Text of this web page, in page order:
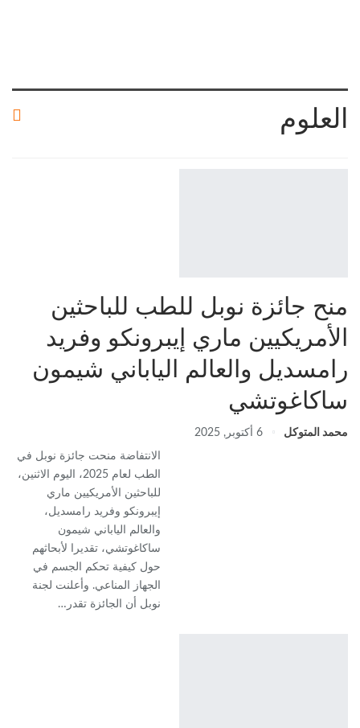
العلوم
منح جائزة نوبل للطب للباحثين
الأمريكيين ماري إيبرونكو وفريد
رامسديل والعالم الياباني شيمون
ساكاغوتشي
محمد المتوكل 6 أكتوبر, 2025
الانتفاضة منحت جائزة نوبل في
الطب لعام 2025، اليوم الاثنين،
للباحثين الأمريكيين ماري
إيبرونكو وفريد رامسديل،
والعالم الياباني شيمون
ساكاغوتشي، تقديرا لأبحاثهم
حول كيفية تحكم الجسم في
الجهاز المناعي. وأعلنت لجنة
نوبل أن الجائزة تقدر…